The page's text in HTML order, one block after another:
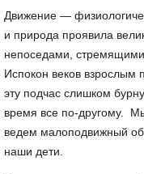
Движение —
и природа проявила
непоседами,
Испокон веков взрослым
эту подчас слишком
время все по-другому.
ведем малоподвижный
наши дети.